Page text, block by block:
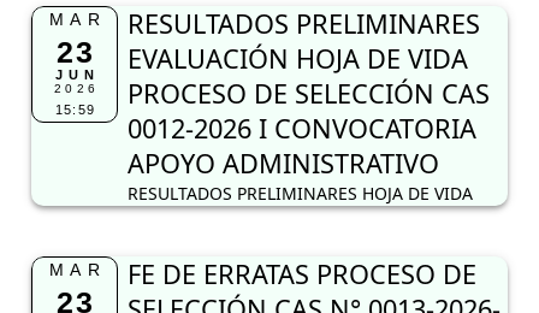
MAR
23
JUN
2026
15:59
RESULTADOS PRELIMINARES
EVALUACIÓN HOJA DE VIDA
PROCESO DE SELECCIÓN CAS
0012-2026 I CONVOCATORIA
APOYO ADMINISTRATIVO
RESULTADOS PRELIMINARES HOJA DE VIDA
MAR
23
FE DE ERRATAS PROCESO DE